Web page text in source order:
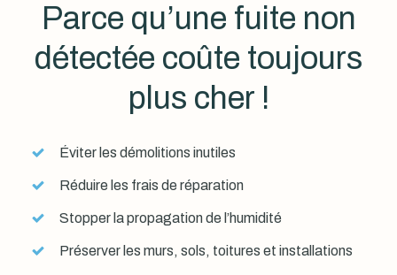
Parce qu’une fuite non
détectée coûte toujours
plus cher !
Éviter les démolitions inutiles
Réduire les frais de réparation
Stopper la propagation de l’humidité
Préserver les murs, sols, toitures et installations